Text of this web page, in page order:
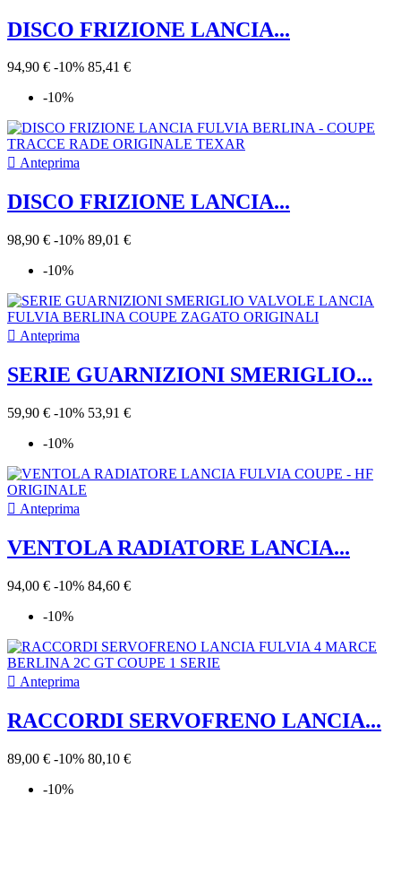
DISCO FRIZIONE LANCIA...
94,90 € -10% 85,41 €
-10%
 Anteprima
DISCO FRIZIONE LANCIA...
98,90 € -10% 89,01 €
-10%
 Anteprima
SERIE GUARNIZIONI SMERIGLIO...
59,90 € -10% 53,91 €
-10%
 Anteprima
VENTOLA RADIATORE LANCIA...
94,00 € -10% 84,60 €
-10%
 Anteprima
RACCORDI SERVOFRENO LANCIA...
89,00 € -10% 80,10 €
-10%